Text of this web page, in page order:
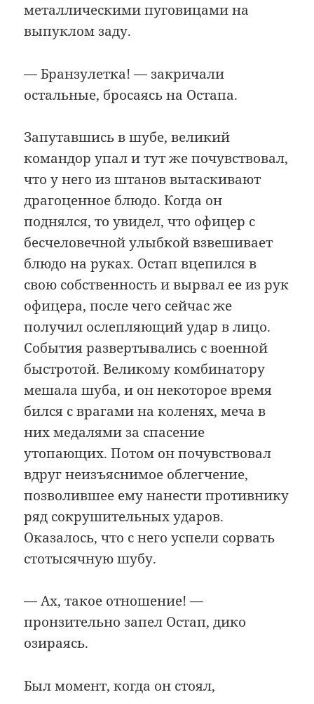
металлическими пуговицами на
выпуклом заду.
— Бранзулетка! — закричали
остальные, бросаясь на Остапа.
Запутавшись в шубе, великий
командор упал и тут же почувствовал,
что у него из штанов вытаскивают
драгоценное блюдо. Когда он
поднялся, то увидел, что офицер с
бесчеловечной улыбкой взвешивает
блюдо на руках. Остап вцепился в
свою собственность и вырвал ее из рук
офицера, после чего сейчас же
получил ослепляющий удар в лицо.
События развертывались с военной
быстротой. Великому комбинатору
мешала шуба, и он некоторое время
бился с врагами на коленях, меча в
них медалями за спасение
утопающих. Потом он почувствовал
вдруг неизъяснимое облегчение,
позволившее ему нанести противнику
ряд сокрушительных ударов.
Оказалось, что с него успели сорвать
стотысячную шубу.
— Ах, такое отношение! —
пронзительно запел Остап, дико
озираясь.
Был момент, когда он стоял,